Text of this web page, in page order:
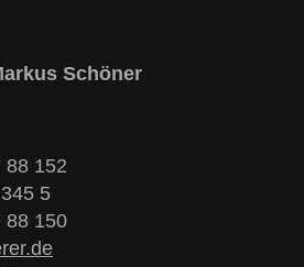
Schöner
88 152
5
88 150